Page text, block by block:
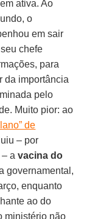
ativa. Ao
o
em sair
chefe
para
da importância
pelo
Muito pior: ao
de
– por
– avacina do
governamental,
enquanto
ao do
ministério não